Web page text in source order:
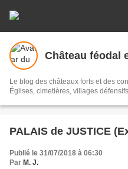
Château féodal
Le blog des châteaux forts et des
Églises, cimetières, villages
PALAIS de JUSTICE
Publié le 31/07/2018 à 06:30
Par M. J.